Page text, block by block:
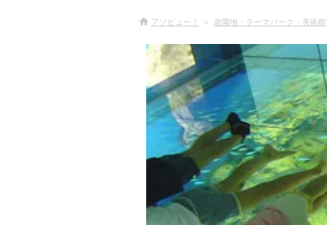
アソビュー！ 遊園地・テーマパーク・美術館